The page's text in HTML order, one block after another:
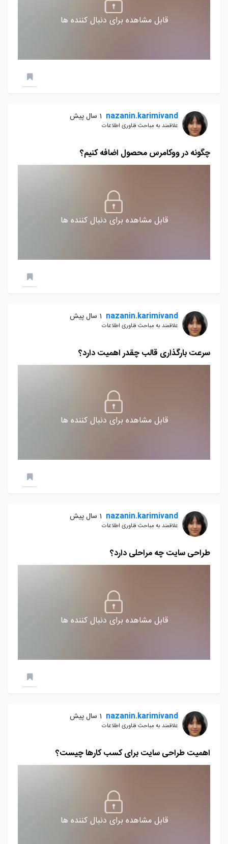
قابل مشاهده برای دنبال کننده ها
nazanin.karimivand 1 سال پیش
علاقمند به مباحث فناوری اطلاعات
چگونه در ووکامرس محصول اضافه کنیم؟
قابل مشاهده برای دنبال کننده ها
nazanin.karimivand 1 سال پیش
علاقمند به مباحث فناوری اطلاعات
سرعت بارگذاری قالب چقدر اهمیت دارد؟
قابل مشاهده برای دنبال کننده ها
nazanin.karimivand 1 سال پیش
علاقمند به مباحث فناوری اطلاعات
طراحی سایت چه مراحلی دارد؟
قابل مشاهده برای دنبال کننده ها
nazanin.karimivand 1 سال پیش
علاقمند به مباحث فناوری اطلاعات
اهمیت طراحی سایت برای کسب کارها چیست؟
قابل مشاهده برای دنبال کننده ها